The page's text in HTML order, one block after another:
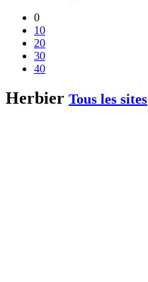
0
10
20
30
40
Herbier Tous les sites